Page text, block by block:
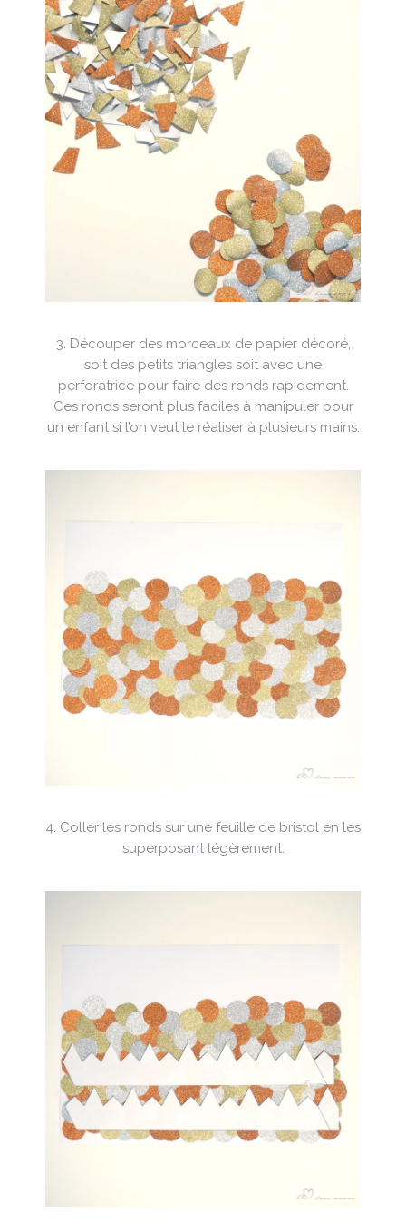
3. Découper des morceaux de papier décoré,
soit des petits triangles soit avec une
perforatrice pour faire des ronds rapidement.
Ces ronds seront plus faciles à manipuler pour
un enfant si l’on veut le réaliser à plusieurs mains.
4. Coller les ronds sur une feuille de bristol en les
superposant légèrement.